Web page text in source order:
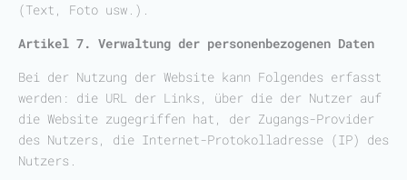
(Text, Foto usw.).
Artikel 7. Verwaltung der personenbezogenen Daten
Bei der Nutzung der Website kann Folgendes erfasst
werden: die URL der Links, über die der Nutzer auf
die Website zugegriffen hat, der Zugangs-Provider
des Nutzers, die Internet-Protokolladresse (IP) des
Nutzers.